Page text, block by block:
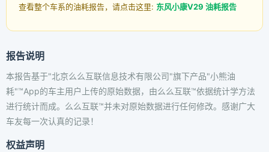
查看整个车系的油耗报告，请点击这里: 东风小康V29 油耗报告
报告说明
本报告基于"北京么么互联信息技术有限公司"旗下产品"小熊油
耗"™App的车主用户上传的原始数据，由么么互联™依据统计学方法
进行统计而成。么么互联™并未对原始数据进行任何修改。感谢广大
车友每一次认真的记录！
权益声明